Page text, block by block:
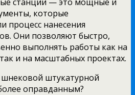
которые
процесс нанесения
Они позволяют быстро,
выполнять работы как на
и на масштабных проектах.
штукатурной
оправданным?